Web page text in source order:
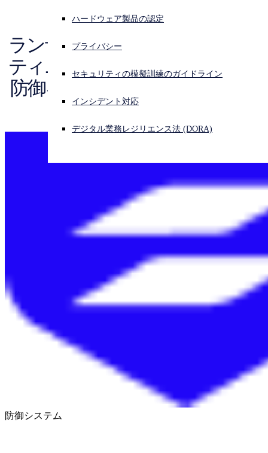
サイバー攻撃を受けている場合、連絡先はこちら
Open search
日本語 Open language switcher
ハードウェア製品の認定
プライバシー
セキュリティの模擬訓練のガイドライン
インシデント対応
デジタル業務レジリエンス法 (DORA)
教育機関
政府機関
金融機関
Public Cloud
概要
Azure
Google
Oracle
ユースケース
ランサムウェア対策
サイバー保険の最適化
データ流出防止
Microsoft 365 のセキュリティ対策
コンプライアンス
SOX
CCPA
CIS Critical Security Controls - 米国 CIS が策定した情報
ティコントロールの推奨事項
詳細を見る>
ランサムウェア対策のセキュリ
ティニーズと、ランサムウェア
防御を強化する方法について説
明します。
防御システム